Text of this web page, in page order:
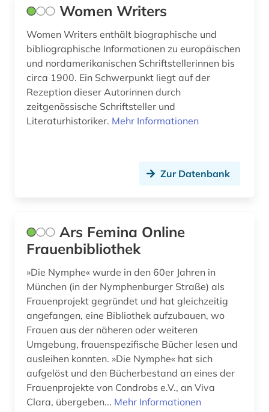
Women Writers
Women Writers enthält biographische und
bibliographische Informationen zu europäischen
und nordamerikanischen Schriftstellerinnen bis
circa 1900. Ein Schwerpunkt liegt auf der
Rezeption dieser Autorinnen durch
zeitgenössische Schriftsteller und
Literaturhistoriker. Mehr Informationen
Zur Datenbank
Ars Femina Online
Frauenbibliothek
»Die Nymphe« wurde in den 60er Jahren in
München (in der Nymphenburger Straße) als
Frauenprojekt gegründet und hat gleichzeitig
angefangen, eine Bibliothek aufzubauen, wo
Frauen aus der näheren oder weiteren
Umgebung, frauenspezifische Bücher lesen und
ausleihen konnten. »Die Nymphe« hat sich
aufgelöst und den Bücherbestand an eines der
Frauenprojekte von Condrobs e.V., an Viva
Clara, übergeben... Mehr Informationen